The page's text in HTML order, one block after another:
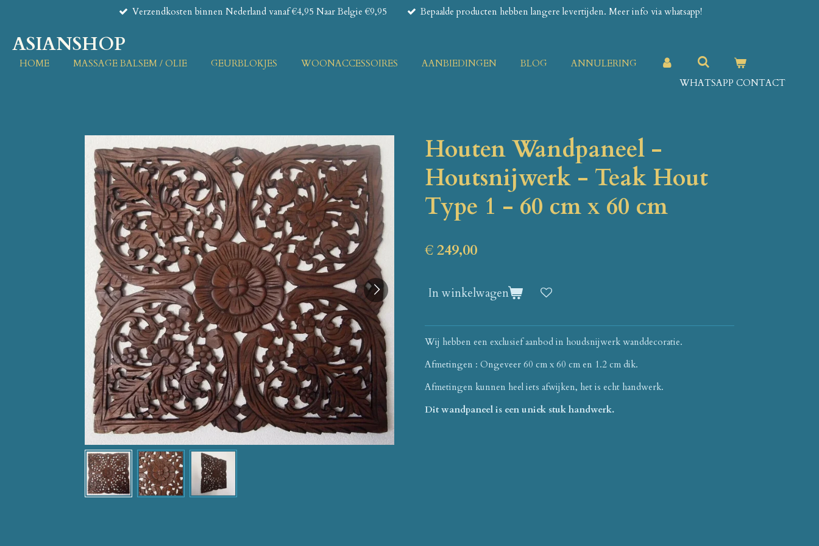
naar
de
hoofdinhoud
Verzendkosten binnen Nederland vanaf €4,95 Naar Belgie €9,95 Bepaalde producten hebben langere levertijden. Meer info via whatsapp!
ASIANSHOP
HOME MASSAGE BALSEM / OLIE GEURBLOKJES WOONACCESSOIRES AANBIEDINGEN BLOG
ANNULERING
WHATSAPP CONTACT
Houten Wandpaneel -
Houtsnijwerk - Teak Hout
Type 1 - 60 cm x 60 cm
€ 249,00
In winkelwagen
Wij hebben een exclusief aanbod in houdsnijwerk wanddecoratie.
Afmetingen : Ongeveer 60 cm x 60 cm en 1.2 cm dik.
Afmetingen kunnen heel iets afwijken, het is echt handwerk.
Dit wandpaneel is een uniek stuk handwerk.